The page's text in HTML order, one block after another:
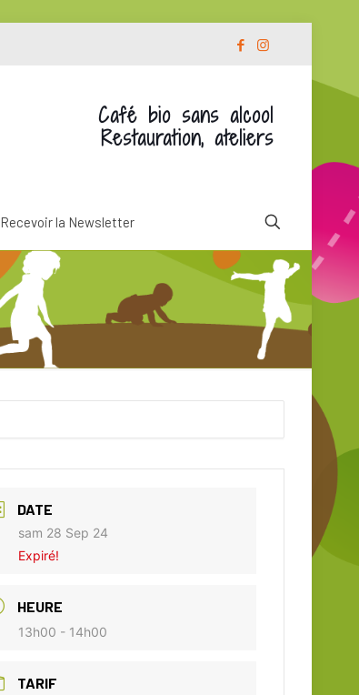
Recevoir la Newsletter
Café bio sans alcool
Restauration, ateliers
DATE
sam 28 Sep 24
Expiré!
HEURE
13h00 - 14h00
TARIF